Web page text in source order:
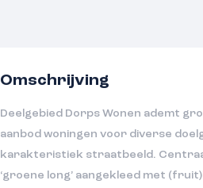
Omschrijving
Deelgebied Dorps Wonen ademt
aanbod woningen voor diverse
karakteristiek straatbeeld.
‘groene long’ aangekleed met